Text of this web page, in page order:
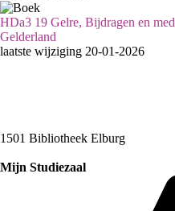
HDa3 19 Gelre, Bijdragen en
Gelderland
laatste wijziging 20-01-2026
1501 Bibliotheek Elburg
Mijn Studiezaal